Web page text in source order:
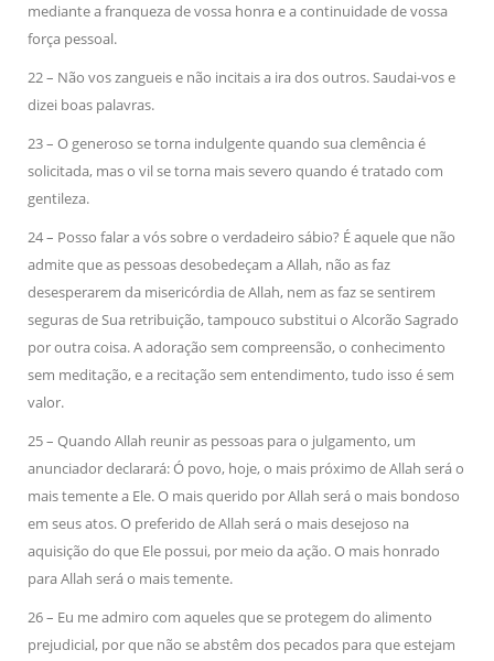
mediante a franqueza de vossa honra e a continuidade de vossa
força pessoal.
22 – Não vos zangueis e não incitais a ira dos outros. Saudai-vos e
dizei boas palavras.
23 – O generoso se torna indulgente quando sua clemência é
solicitada, mas o vil se torna mais severo quando é tratado com
gentileza.
24 – Posso falar a vós sobre o verdadeiro sábio? É aquele que não
admite que as pessoas desobedeçam a Allah, não as faz
desesperarem da misericórdia de Allah, nem as faz se sentirem
seguras de Sua retribuição, tampouco substitui o Alcorão Sagrado
por outra coisa. A adoração sem compreensão, o conhecimento
sem meditação, e a recitação sem entendimento, tudo isso é sem
valor.
25 – Quando Allah reunir as pessoas para o julgamento, um
anunciador declarará: Ó povo, hoje, o mais próximo de Allah será o
mais temente a Ele. O mais querido por Allah será o mais bondoso
em seus atos. O preferido de Allah será o mais desejoso na
aquisição do que Ele possui, por meio da ação. O mais honrado
para Allah será o mais temente.
26 – Eu me admiro com aqueles que se protegem do alimento
prejudicial, por que não se abstêm dos pecados para que estejam